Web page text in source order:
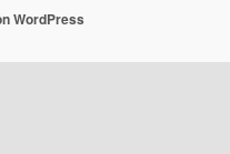
WordPress